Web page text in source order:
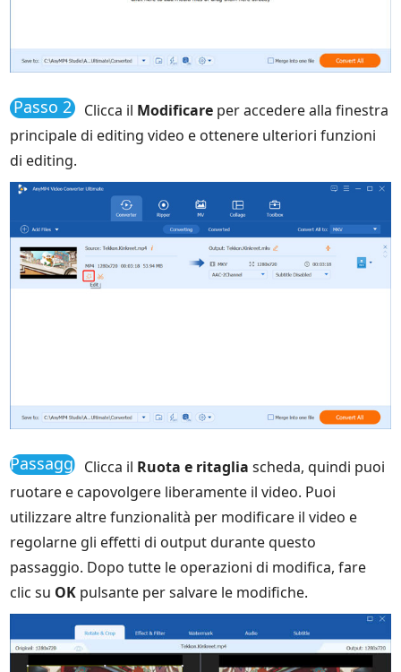
Passo 2 Clicca il Modificare per accedere alla finestra
principale di editing video e ottenere ulteriori funzioni
di editing.
Passaggio
3
Clicca il Ruota e ritaglia scheda, quindi puoi
ruotare e capovolgere liberamente il video. Puoi
utilizzare altre funzionalità per modificare il video e
regolarne gli effetti di output durante questo
passaggio. Dopo tutte le operazioni di modifica, fare
clic su OK pulsante per salvare le modifiche.